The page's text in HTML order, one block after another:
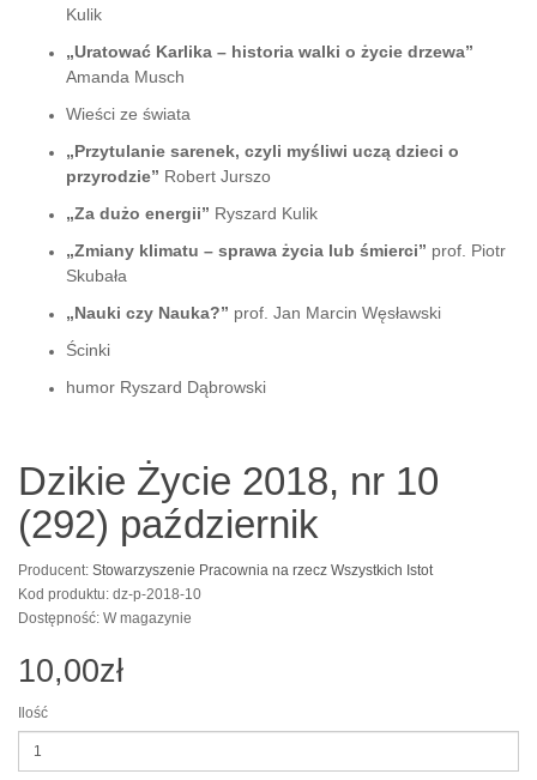
Kulik
„Uratować Karlika – historia walki o życie drzewa”
Amanda Musch
Wieści ze świata
„Przytulanie sarenek, czyli myśliwi uczą dzieci o
przyrodzie” Robert Jurszo
„Za dużo energii” Ryszard Kulik
„Zmiany klimatu – sprawa życia lub śmierci” prof. Piotr
Skubała
„Nauki czy Nauka?” prof. Jan Marcin Węsławski
Ścinki
humor Ryszard Dąbrowski
Dzikie Życie 2018, nr 10
(292) październik
Producent: Stowarzyszenie Pracownia na rzecz Wszystkich Istot
Kod produktu: dz-p-2018-10
Dostępność: W magazynie
10,00zł
Ilość